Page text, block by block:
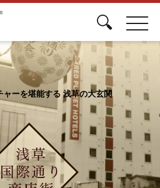
ャーを堪能する 浅草の大玄関